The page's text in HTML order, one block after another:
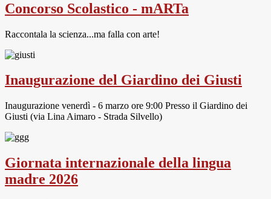
Concorso Scolastico - mARTa
Raccontala la scienza...ma falla con arte!
Inaugurazione del Giardino dei Giusti
Inaugurazione venerdì - 6 marzo ore 9:00 Presso il Giardino dei
Giusti (via Lina Aimaro - Strada Silvello)
Giornata internazionale della lingua
madre 2026